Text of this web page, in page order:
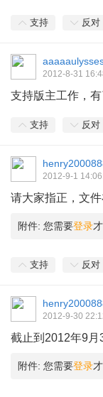
支持 反对
2012-8-31
支持版主工作，
支持 反对
2012-9-1
请大家指正，文
附件: 您需要登录
支持 反对
2012-9-30
截止到2012年9
附件: 您需要登录